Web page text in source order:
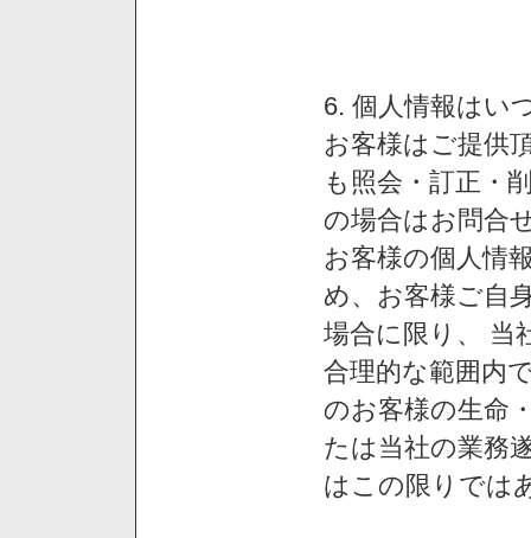
6. 個人情報はい
お客様はご提供
も照会・訂正・
の場合はお問合
お客様の個人情
め、お客様ご自
場合に限り、 当
合理的な範囲内
のお客様の生命
たは当社の業務
はこの限りでは